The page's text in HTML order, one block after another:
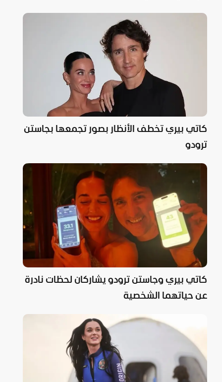
كاتي بيري تخطف الأنظار بصور تجمعها بجاستن
ترودو
كاتي بيري وجاستن ترودو يشاركان لحظات نادرة
عن حياتهما الشخصية